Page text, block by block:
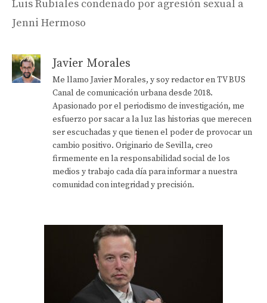
Luis Rubiales condenado por agresión sexual a
Jenni Hermoso
Javier Morales
Me llamo Javier Morales, y soy redactor en TV BUS
Canal de comunicación urbana desde 2018.
Apasionado por el periodismo de investigación, me
esfuerzo por sacar a la luz las historias que merecen
ser escuchadas y que tienen el poder de provocar un
cambio positivo. Originario de Sevilla, creo
firmemente en la responsabilidad social de los
medios y trabajo cada día para informar a nuestra
comunidad con integridad y precisión.